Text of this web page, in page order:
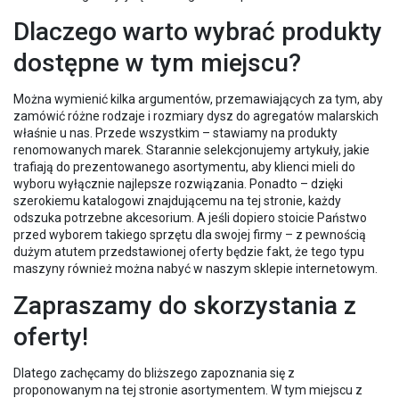
Dlaczego warto wybrać produkty
dostępne w tym miejscu?
Można wymienić kilka argumentów, przemawiających za tym, aby
zamówić różne rodzaje i rozmiary dysz do agregatów malarskich
właśnie u nas. Przede wszystkim – stawiamy na produkty
renomowanych marek. Starannie selekcjonujemy artykuły, jakie
trafiają do prezentowanego asortymentu, aby klienci mieli do
wyboru wyłącznie najlepsze rozwiązania. Ponadto – dzięki
szerokiemu katalogowi znajdującemu na tej stronie, każdy
odszuka potrzebne akcesorium. A jeśli dopiero stoicie Państwo
przed wyborem takiego sprzętu dla swojej firmy – z pewnością
dużym atutem przedstawionej oferty będzie fakt, że tego typu
maszyny również można nabyć w naszym sklepie internetowym.
Zapraszamy do skorzystania z
oferty!
Dlatego zachęcamy do bliższego zapoznania się z
proponowanym na tej stronie asortymentem. W tym miejscu z